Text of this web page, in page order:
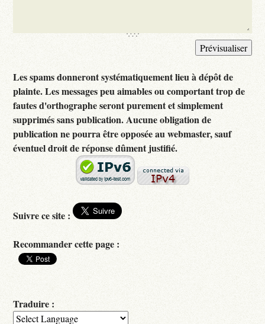
Les spams donneront systématiquement lieu à dépôt de
plainte. Les messages peu aimables ou comportant trop de
fautes d'orthographe seront purement et simplement
supprimés sans publication. Aucune obligation de
publication ne pourra être opposée au webmaster, sauf
éventuel droit de réponse dûment justifié.
Suivre ce site :
Recommander cette page :
Traduire :